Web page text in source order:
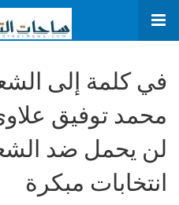
في كلمة إلى
محمد توفيق
لن يحمل ضد
انتخابات مبكرة